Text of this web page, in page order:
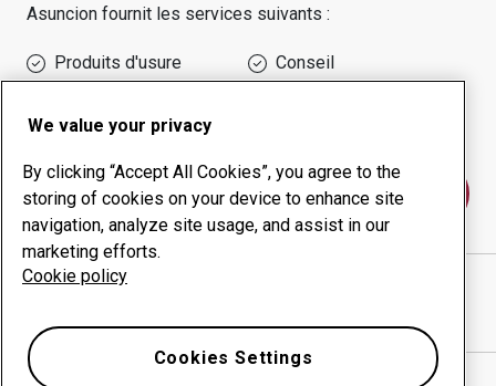
Asuncion fournit les services suivants :
Produits d'usure
Conseil
disponibilité
Contactez-nous
PAMPEIRO S.A
We value your privacy
By clicking “Accept All Cookies”, you agree to the
storing of cookies on your device to enhance site
navigation, analyze site usage, and assist in our
marketing efforts.
Cookie policy
Cookies Settings